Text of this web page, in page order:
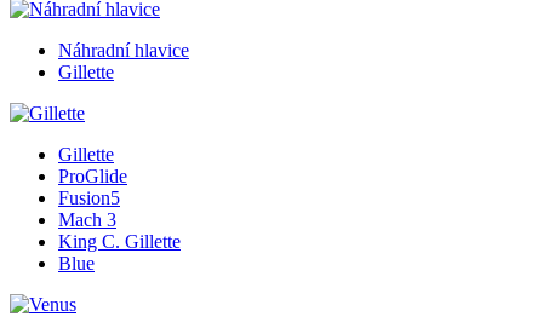
Náhradní hlavice
Gillette
Gillette
ProGlide
Fusion5
Mach 3
King C. Gillette
Blue